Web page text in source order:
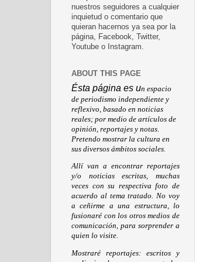
nuestros seguidores a cualquier
inquietud o comentario que
quieran hacernos ya sea por la
página, Facebook, Twitter,
Youtube o Instagram.
ABOUT THIS PAGE
Ésta página es un espacio
de periodismo independiente y
reflexivo, basado en noticias
reales; por medio de artículos de
opinión, reportajes y notas.
Pretendo mostrar la cultura en
sus diversos ámbitos sociales.
Allí van a encontrar reportajes
y/o noticias escritas, muchas
veces con su respectiva foto de
acuerdo al tema tratado. No voy
a ceñirme a una estructura, lo
fusionaré con los otros medios de
comunicación, para sorprender a
quien lo visite.
Mostraré reportajes: escritos y